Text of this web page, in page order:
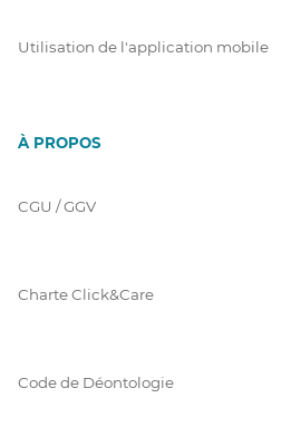
Utilisation de l'application mobile
À PROPOS
CGU / GGV
Charte Click&Care
Code de Déontologie